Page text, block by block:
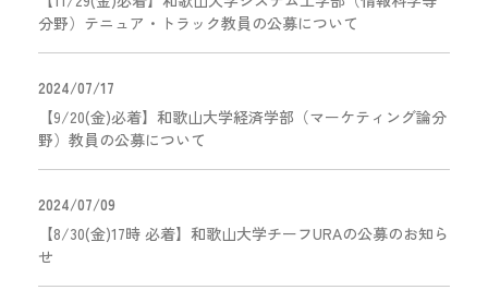
分野）テニュア・トラック教員の公募について
2024/07/17
【9/20(金)必着】和歌山大学経済学部（マーケティング論分
野）教員の公募について
2024/07/09
【8/30(金)17時 必着】和歌山大学チーフURAの公募のお知ら
せ